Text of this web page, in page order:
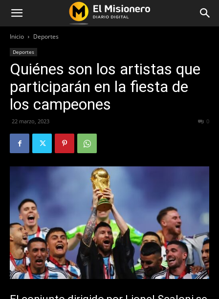
Inicio Deportes
Deportes
Quiénes son los artistas que
participarán en la fiesta de
los campeones
22 marzo, 2023 0